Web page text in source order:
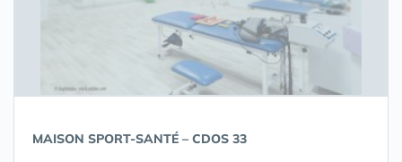
MAISON SPORT-SANTÉ – CDOS 33